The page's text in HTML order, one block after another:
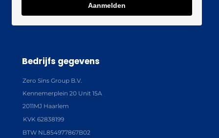
Aanmelden
Bedrijfs gegevens
Zero Sins Group B.V.
Kennemerplein 20 Unit 15A
2011MJ Haarlem
KVK 62838199
BTW NL854977867B02